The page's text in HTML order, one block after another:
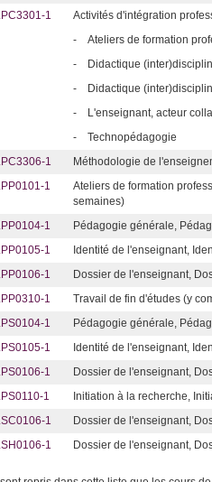
1
Activités d'intégration
-
Ateliers de formation
-
Didactique
-
Didactique
-
L'enseignant, acteur
-
Technopédagogie
1
Méthodologie de
1
Ateliers de formation
semaines)
1 Pédagogie générale,
1
Identité de l'enseignant,
1
Dossier de l'enseignant,
1
Travail de fin d'études (y
1
Pédagogie générale,
1
Identité de l'enseignant,
1
Dossier de l'enseignant,
1
Initiation à la recherche,
1
Dossier de l'enseignant,
1
Dossier de l'enseignant,